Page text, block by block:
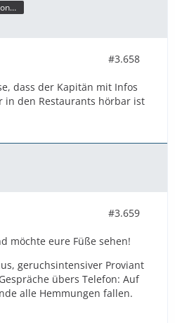
Wärmebedürftig & Sonnenhungrig
#3.658
dass der Kapitän mit Infos
in den Restaurants hörbar ist
#3.659
möchte eure Füße sehen!
geruchsintensiver Proviant
übers Telefon: Auf
alle Hemmungen fallen.